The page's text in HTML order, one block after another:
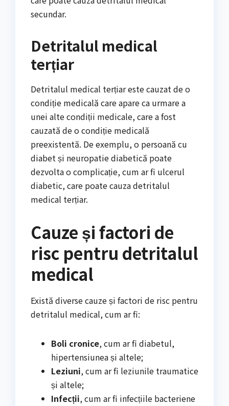
secundar.
Detritalul medical
terțiar
Detritalul medical terțiar este cauzat de o
condiție medicală care apare ca urmare a
unei alte condiții medicale, care a fost
cauzată de o condiție medicală
preexistentă. De exemplu, o persoană cu
diabet și neuropatie diabetică poate
dezvolta o complicație, cum ar fi ulcerul
diabetic, care poate cauza detritalul
medical terțiar.
Cauze și factori de
risc pentru detritalul
medical
Există diverse cauze și factori de risc pentru
detritalul medical, cum ar fi:
Boli cronice, cum ar fi diabetul,
hipertensiunea și altele;
Leziuni, cum ar fi leziunile traumatice
și altele;
Infecții, cum ar fi infecțiile bacteriene